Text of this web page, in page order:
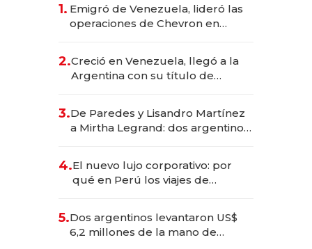
1. Emigró de Venezuela, lideró las
operaciones de Chevron en
2.Creció en Venezuela, llegó a la
Argentina con su título de
las marcas "fast premium"
3.De Paredes y Lisandro Martínez
a Mirtha Legrand: dos argentinos
4.El nuevo lujo corporativo: por
qué en Perú los viajes de
para convertirse en experiencias
transformadoras
5.Dos argentinos levantaron US$
6,2 millones de la mano de